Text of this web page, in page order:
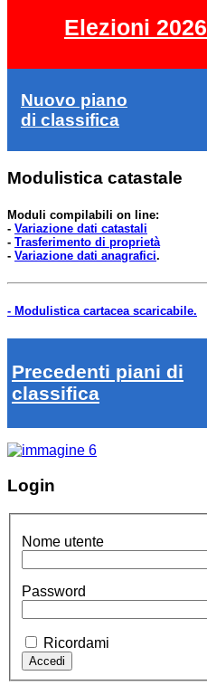
Elezioni 2026
Nuovo piano
di classifica
Modulistica catastale
Moduli compilabili on line:
- Variazione dati catastali
- Trasferimento di proprietà
- Variazione dati anagrafici.
- Modulistica cartacea scaricabile.
Precedenti piani di
classifica
Login
Nome utente
Password
Ricordami